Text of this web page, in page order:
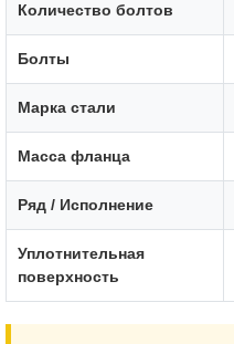
Количество болтов
Болты
Марка стали
Масса фланца
Ряд / Исполнение
Уплотнительная
поверхность